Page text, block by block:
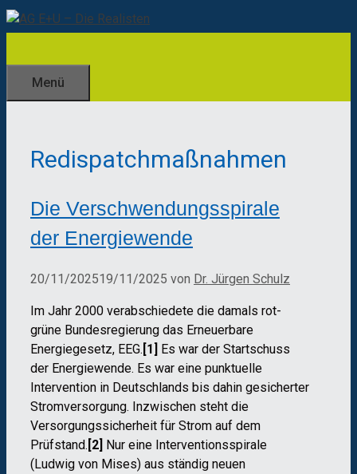
Zum
Inhalt
Menü
Redispatchmaßnahmen
Die Verschwendungsspirale
der Energiewende
20/11/202519/11/2025 von Dr. Jürgen Schulz
Im Jahr 2000 verabschiedete die damals rot-
grüne Bundesregierung das Erneuerbare
Energiegesetz, EEG. [1] Es war der Startschuss
der Energiewende. Es war eine punktuelle
Intervention in Deutschlands bis dahin gesicherter
Stromversorgung. Inzwischen steht die
Versorgungssicherheit für Strom auf dem
Prüfstand. [2] Nur eine Interventionsspirale
(Ludwig von Mises) aus ständig neuen